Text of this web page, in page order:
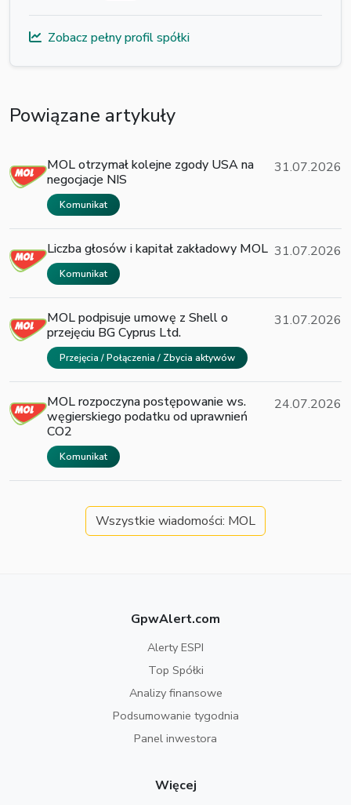
Zobacz pełny profil spółki
Powiązane artykuły
MOL otrzymał kolejne zgody USA na
negocjacje NIS
Komunikat
31.07.2026
Liczba głosów i kapitał zakładowy MOL
Komunikat
31.07.2026
MOL podpisuje umowę z Shell o
przejęciu BG Cyprus Ltd.
Przejęcia / Połączenia / Zbycia aktywów
31.07.2026
MOL rozpoczyna postępowanie ws.
węgierskiego podatku od uprawnień
CO2
Komunikat
24.07.2026
Wszystkie wiadomości: MOL
GpwAlert.com
Alerty ESPI
Top Spółki
Analizy finansowe
Podsumowanie tygodnia
Panel inwestora
Więcej